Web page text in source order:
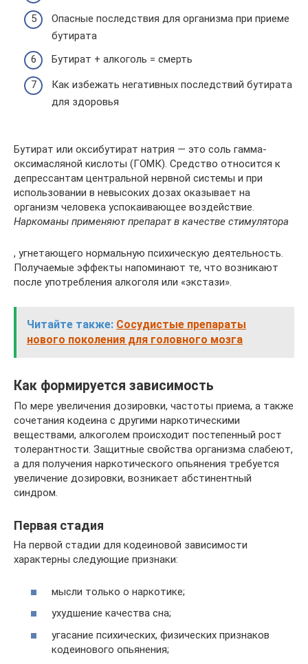
Опасные последствия для организма при приеме
бутирата
Бутират + алкоголь = смерть
Как избежать негативных последствий бутирата
для здоровья
Бутират или оксибутират натрия — это соль гамма-
оксимасляной кислоты (ГОМК). Средство относится к
депрессантам центральной нервной системы и при
использовании в невысоких дозах оказывает на
организм человека успокаивающее воздействие.
Наркоманы применяют препарат в качестве стимулятора
, угнетающего нормальную психическую деятельность.
Получаемые эффекты напоминают те, что возникают
после употребления алкоголя или «экстази».
Читайте также: Сосудистые препараты
нового поколения для головного мозга
Как формируется зависимость
По мере увеличения дозировки, частоты приема, а также
сочетания кодеина с другими наркотическими
веществами, алкоголем происходит постепенный рост
толерантности. Защитные свойства организма слабеют,
а для получения наркотического опьянения требуется
увеличение дозировки, возникает абстинентный
синдром.
Первая стадия
На первой стадии для кодеиновой зависимости
характерны следующие признаки:
мысли только о наркотике;
ухудшение качества сна;
угасание психических, физических признаков
кодеинового опьянения;